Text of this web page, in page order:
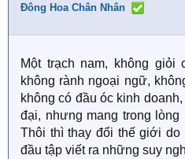
i
n
:
Đông Hoa Chân Nhân
Một trạch nam, không giỏi
không rành ngoại ngữ,
không có đầu óc kinh
đại, nhưng mang trong
Thôi thì thay đổi thế giới
đầu tập viết ra những suy